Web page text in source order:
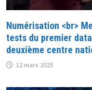
Numérisation <br>
tests du premier
deuxième centre
12 mars 2025